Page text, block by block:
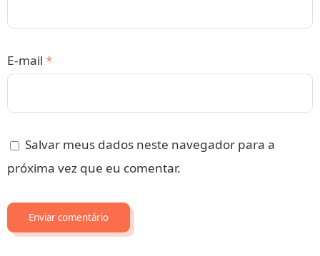
E-mail *
Salvar meus dados neste navegador para a
próxima vez que eu comentar.